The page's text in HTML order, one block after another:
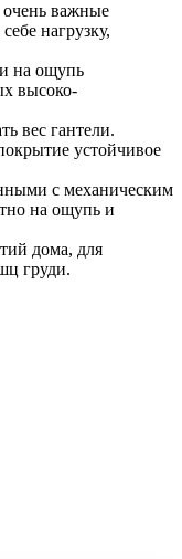
важные
нагрузку,
на ощупь
высоко-
вес гантели.
устойчивое
с механическим
на ощупь и
дома, для
груди.